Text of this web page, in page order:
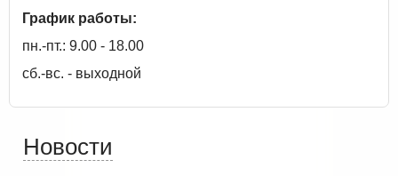
График работы:
пн.-пт.: 9.00 - 18.00
сб.-вс. - выходной
Новости